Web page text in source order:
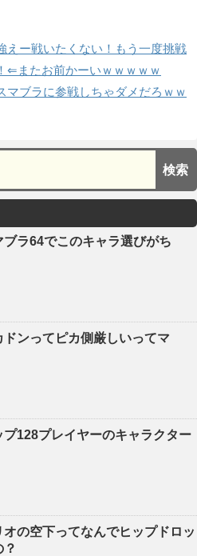
えー戦いたくない！もう一度挑戦
⇐またお前かーいｗｗｗｗｗ
マブラに参戦しちゃダメだろｗｗ
ブラ64でこのキャラ選びがち
ドンってピカ側厳しいってマ
プ128プレイヤーのキャラクター
オの空下ってなんでヒップドロッ